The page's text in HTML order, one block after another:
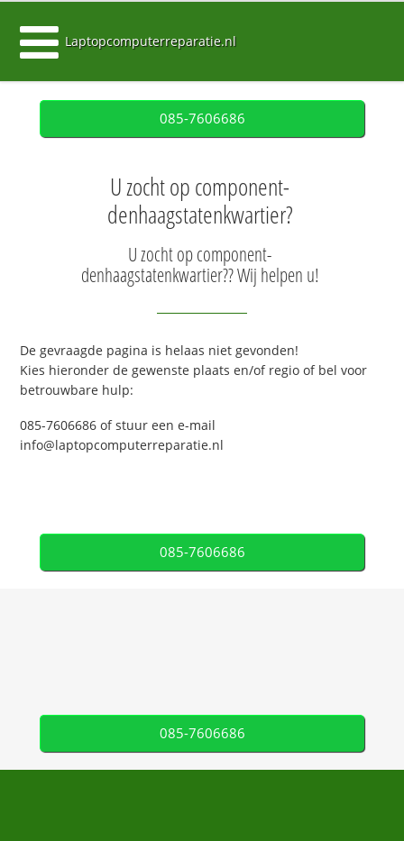
Laptopcomputerreparatie.nl
085-7606686
U zocht op component-
denhaagstatenkwartier?
U zocht op component-
denhaagstatenkwartier?? Wij helpen u!
De gevraagde pagina is helaas niet gevonden!
Kies hieronder de gewenste plaats en/of regio of bel voor
betrouwbare hulp:
085-7606686 of stuur een e-mail
info@laptopcomputerreparatie.nl
085-7606686
085-7606686